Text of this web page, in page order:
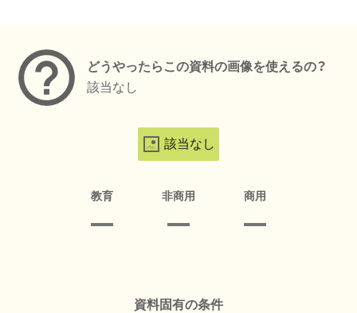
どうやったらこの資料の画像を使えるの？
該当なし
該当なし
教育 非商用 商用
資料固有の条件